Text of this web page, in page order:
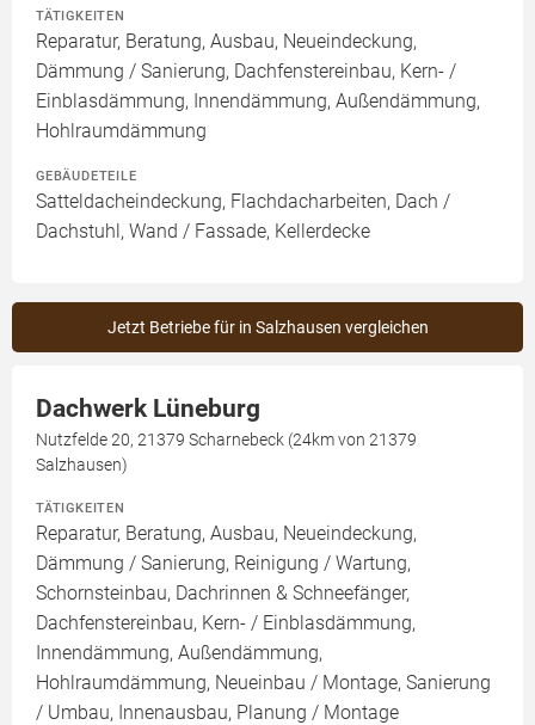
TÄTIGKEITEN
Reparatur, Beratung, Ausbau, Neueindeckung,
Dämmung / Sanierung, Dachfenstereinbau, Kern- /
Einblasdämmung, Innendämmung, Außendämmung,
Hohlraumdämmung
GEBÄUDETEILE
Satteldacheindeckung, Flachdacharbeiten, Dach /
Dachstuhl, Wand / Fassade, Kellerdecke
Jetzt Betriebe für in Salzhausen vergleichen
Dachwerk Lüneburg
Nutzfelde 20, 21379 Scharnebeck (24km von 21379
Salzhausen)
TÄTIGKEITEN
Reparatur, Beratung, Ausbau, Neueindeckung,
Dämmung / Sanierung, Reinigung / Wartung,
Schornsteinbau, Dachrinnen & Schneefänger,
Dachfenstereinbau, Kern- / Einblasdämmung,
Innendämmung, Außendämmung,
Hohlraumdämmung, Neueinbau / Montage, Sanierung
/ Umbau, Innenausbau, Planung / Montage